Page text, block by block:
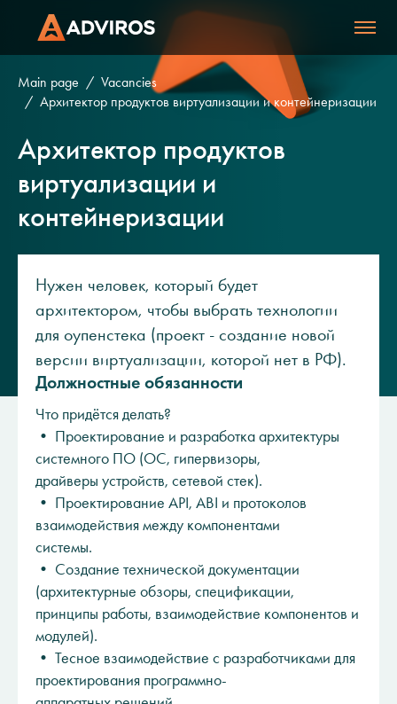
Main page
Vacancies
Архитектор продуктов виртуализации и контейнеризации
Архитектор продуктов
виртуализации и
контейнеризации
Нужен человек, который будет
архитектором, чтобы выбрать технологии
для оупенстека (проект - создание новой
версии виртуализации, которой нет в РФ).
Должностные обязанности
Что придётся делать?
• Проектирование и разработка архитектуры
системного ПО (ОС, гипервизоры,
драйверы устройств, сетевой стек).
• Проектирование API, ABI и протоколов
взаимодействия между компонентами
системы.
• Создание технической документации
(архитектурные обзоры, спецификации,
принципы работы, взаимодействие компонентов и
модулей).
• Тесное взаимодействие с разработчиками для
проектирования программно-